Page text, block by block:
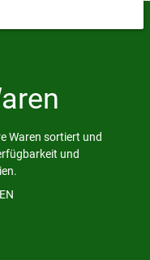
Waren sortiert und
und
€) wird nach Kilo